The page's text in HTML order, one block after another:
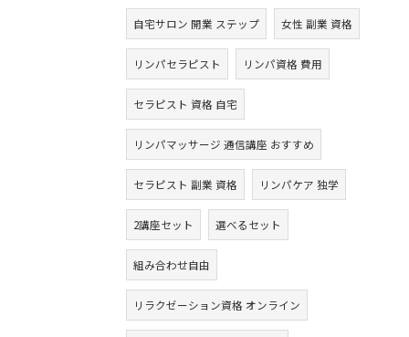
自宅サロン 開業 ステップ 女性 副業 資格
リンパセラピスト リンパ資格 費用
セラピスト 資格 自宅
リンパマッサージ 通信講座 おすすめ
セラピスト 副業 資格 リンパケア 独学
2講座セット 選べるセット
組み合わせ自由
リラクゼーション資格 オンライン